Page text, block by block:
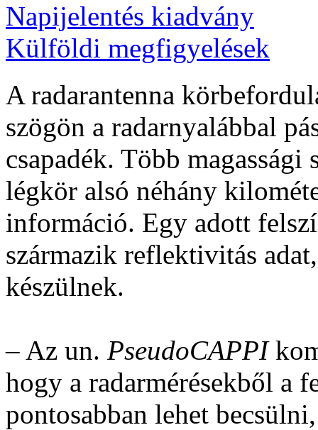
Napijelentés kiadvány
Külföldi megfigyelések
A radarantenna
szögön a radarnyalábbal
csapadék. Több magassági
légkör alsó néhány
információ. Egy adott
származik reflektivitás
készülnek.
– Az un. PseudoCAPPI
hogy a radarmérésekből a
pontosabban lehet